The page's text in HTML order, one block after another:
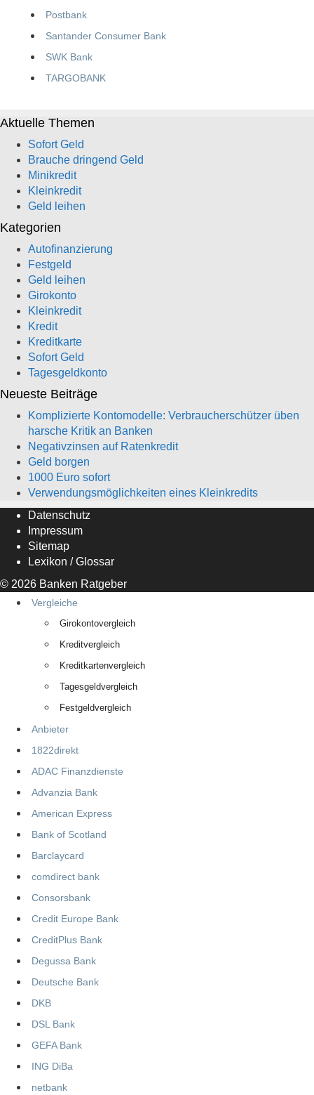
Postbank
Santander Consumer Bank
SWK Bank
TARGOBANK
Aktuelle Themen
Sofort Geld
Brauche dringend Geld
Minikredit
Kleinkredit
Geld leihen
Kategorien
Autofinanzierung
Festgeld
Geld leihen
Girokonto
Kleinkredit
Kredit
Kreditkarte
Sofort Geld
Tagesgeldkonto
Neueste Beiträge
Komplizierte Kontomodelle: Verbraucherschützer üben
harsche Kritik an Banken
Negativzinsen auf Ratenkredit
Geld borgen
1000 Euro sofort
Verwendungsmöglichkeiten eines Kleinkredits
Datenschutz
Impressum
Sitemap
Lexikon / Glossar
© 2026 Banken Ratgeber
Vergleiche
Girokontovergleich
Kreditvergleich
Kreditkartenvergleich
Tagesgeldvergleich
Festgeldvergleich
Anbieter
1822direkt
ADAC Finanzdienste
Advanzia Bank
American Express
Bank of Scotland
Barclaycard
comdirect bank
Consorsbank
Credit Europe Bank
CreditPlus Bank
Degussa Bank
Deutsche Bank
DKB
DSL Bank
GEFA Bank
ING DiBa
netbank